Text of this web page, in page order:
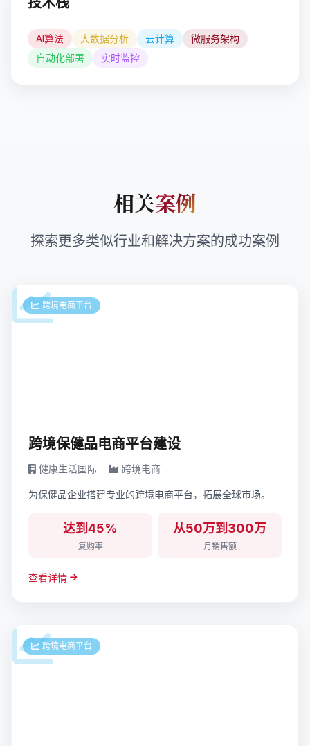
AI算法 大数据分析 云计算
微服务架构
自动化部署
实时监控
相关案例
探索更多类似行业和解决方案的成功案例
跨境电商平台
跨境保健品电商平台建设
健康生活国际 跨境电商
为保健品企业搭建专业的跨境电商平台，拓展全球市场。
达到45%
复购率
从50万到300万
月销售额
查看详情
跨境电商平台